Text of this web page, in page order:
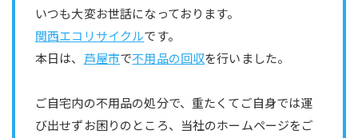
いつも大変お世話になっております。
関西エコリサイクルです。
本日は、 芦屋市で不用品の回収を行いました。
ご自宅内の不用品の処分で、重たくてご自身では運
び出せずお困りのところ、当社のホームページをご